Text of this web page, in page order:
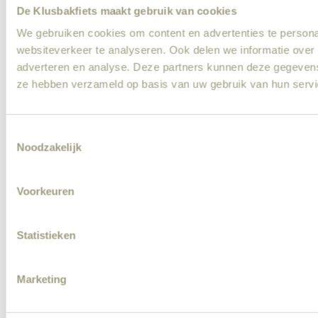
De Klusbakfiets maakt gebruik van cookies
We gebruiken cookies om content en advertenties te
websiteverkeer te analyseren. Ook delen we informatie
adverteren en analyse. Deze partners kunnen deze
ze hebben verzameld op basis van uw gebruik van hun
Selection
Noodzakelijk
Voorkeuren
Statistieken
Marketing